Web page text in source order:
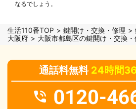
なるでしょう。
生活110番TOP 鍵開け・交換・修理
大阪府
大阪市都島区の鍵開け・交換
通話料無料 24時間
0120-